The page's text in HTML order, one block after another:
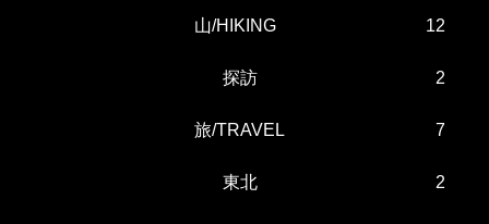
山/HIKING 12
探訪 2
旅/TRAVEL 7
東北 2